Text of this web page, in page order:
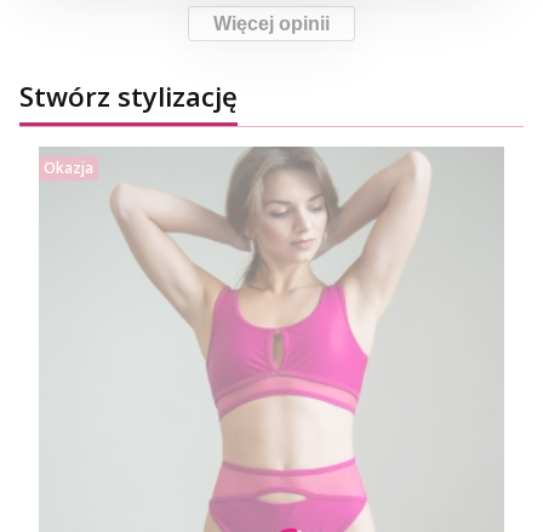
Więcej opinii
Stwórz stylizację
Okazja